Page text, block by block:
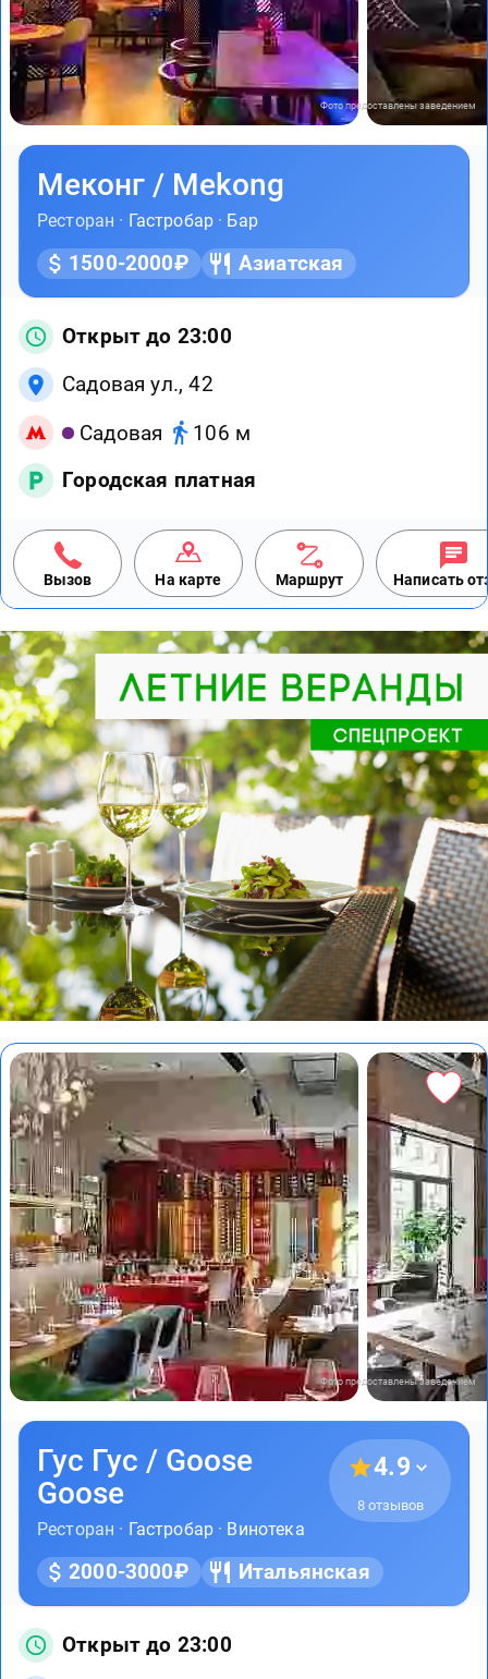
Фото предоставлены заведением
Меконг / Mekong
Ресторан · Гастробар · Бар
1500-2000₽ Азиатская
Открыт до 23:00
Садовая ул., 42
Садовая
106 м
Городская платная
Вызов На карте Маршрут Написать
Фото предоставлены заведением
Гус Гус / Goose
Goose
Ресторан · Гастробар · Винотека
4.9
8 отзывов
2000-3000₽ Итальянская
Открыт до 23:00